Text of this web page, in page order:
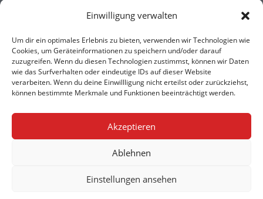
Einwilligung verwalten
Um dir ein optimales Erlebnis zu bieten, verwenden wir Technologien wie
Cookies, um Geräteinformationen zu speichern und/oder darauf
zuzugreifen. Wenn du diesen Technologien zustimmst, können wir Daten
wie das Surfverhalten oder eindeutige IDs auf dieser Website
verarbeiten. Wenn du deine Einwillligung nicht erteilst oder zurückziehst,
können bestimmte Merkmale und Funktionen beeinträchtigt werden.
Akzeptieren
Ablehnen
Einstellungen ansehen
n
g
e
n
e
.
V
kontakt@tv-geislingen.de